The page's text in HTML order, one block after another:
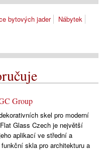
bytových jader
Nábytek
Group
skel pro moderní
Glass Czech je největší
aplikací ve střední a
skla pro architekturu a